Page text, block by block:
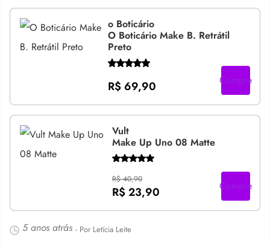
o Boticário
O Boticário Make B. Retrátil
Preto
R$ 69,90 Compre
Vult
Make Up Uno 08 Matte
R$ 40,90
R$ 23,90 Compre
5 anos atrás - Por Letícia Leite